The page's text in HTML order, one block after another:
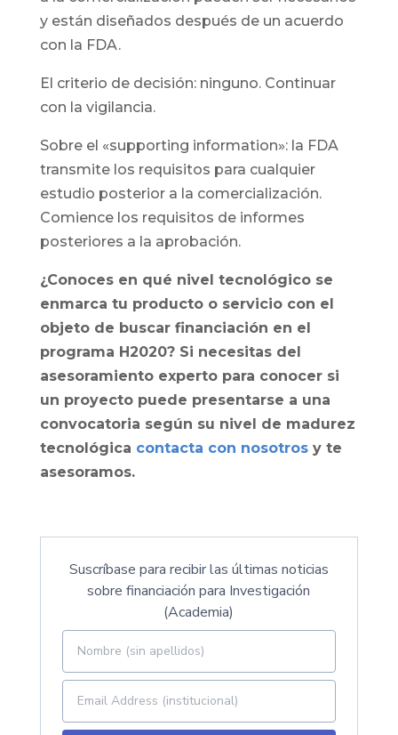
y están diseñados después de un acuerdo
con la FDA.
El criterio de decisión: ninguno. Continuar
con la vigilancia.
Sobre el «supporting information»: la FDA
transmite los requisitos para cualquier
estudio posterior a la comercialización.
Comience los requisitos de informes
posteriores a la aprobación.
¿Conoces en qué nivel tecnológico se
enmarca tu producto o servicio con el
objeto de buscar financiación en el
programa H2020? Si necesitas del
asesoramiento experto para conocer si
un proyecto puede presentarse a una
convocatoria según su nivel de madurez
tecnológica contacta con nosotrosy te
asesoramos.
Suscríbase para recibir las últimas noticias
sobre financiación para Investigación
(Academia)